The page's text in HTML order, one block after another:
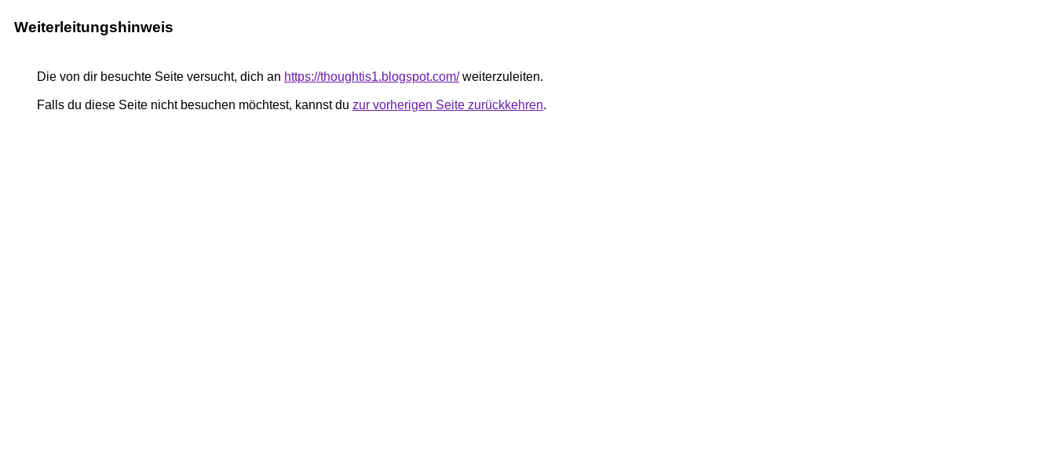
Weiterleitungshinweis
Die von dir besuchte Seite versucht, dich an https://thoughtis1.blogspot.com/weiterzuleiten.
Falls du diese Seite nicht besuchen möchtest, kannst du zur vorherigen Seite zurückkehren.